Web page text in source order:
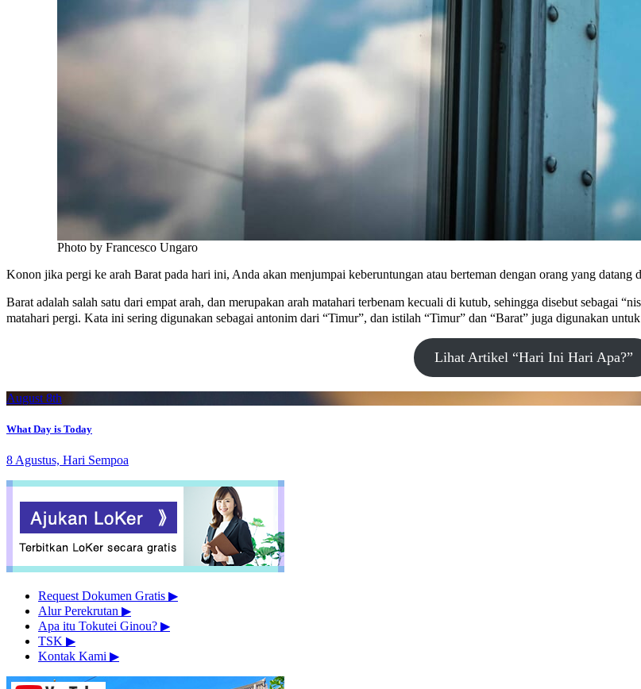
Photo by Francesco Ungaro
Konon jika pergi ke arah Barat pada hari ini, Anda akan menjumpai keberuntungan atau berteman dengan orang yang datang
Barat adalah salah satu dari empat arah, dan merupakan arah matahari terbenam kecuali di kutub, sehingga disebut sebagai
matahari pergi. Kata ini sering digunakan sebagai antonim dari “Timur”, dan istilah “Timur” dan “Barat” juga digunakan
Lihat Artikel “Hari Ini Hari Apa?”
August 8th
What Day is Today
8 Agustus, Hari Sempoa
Request Dokumen Gratis ▶︎
Alur Perekrutan ▶︎
Apa itu Tokutei Ginou? ▶︎
TSK ▶︎
Kontak Kami ▶︎